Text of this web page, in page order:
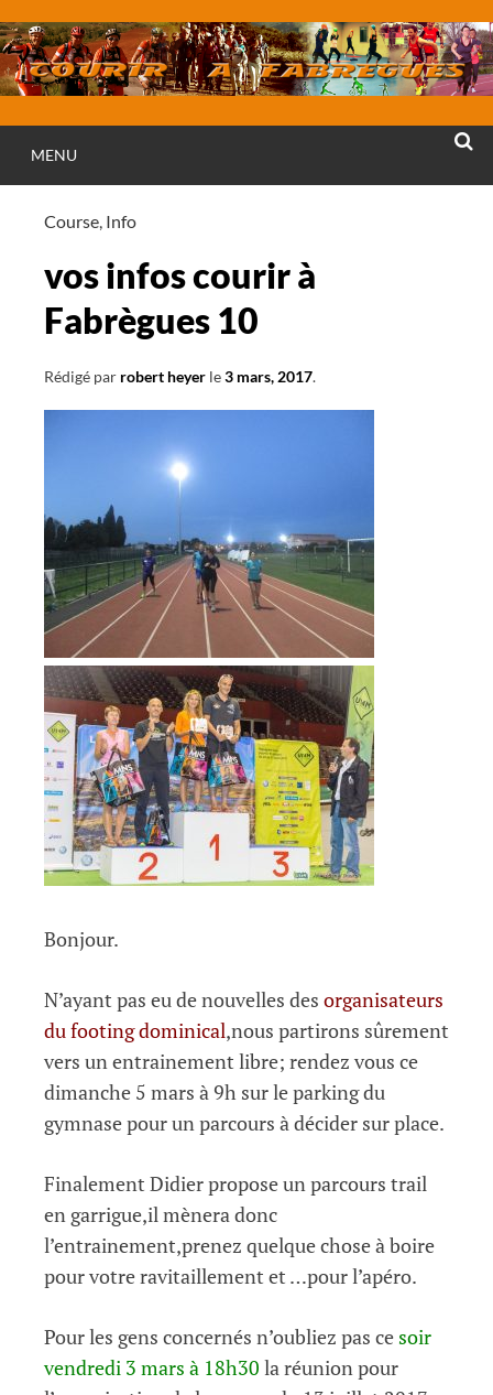
au
contenu
MENU
Course, Info
vos infos courir à
Fabrègues 10
Rédigé par robert heyer le3 mars, 2017.
Bonjour.
N’ayant pas eu de nouvelles des organisateurs
du footing dominical,nous partirons sûrement
vers un entrainement libre; rendez vous ce
dimanche 5 mars à 9h sur le parking du
gymnase pour un parcours à décider sur place.
Finalement Didier propose un parcours trail
en garrigue,il mènera donc
l’entrainement,prenez quelque chose à boire
pour votre ravitaillement et …pour l’apéro.
Pour les gens concernés n’oubliez pas ce soir
vendredi 3 mars à 18h30 la réunion pour